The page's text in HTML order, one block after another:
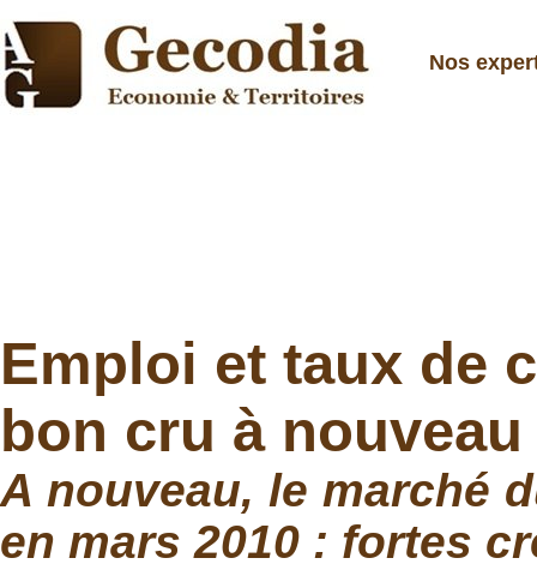
Nos
Emploi et taux de
bon cru à nouveau
A nouveau, le marché
en mars 2010 : fortes